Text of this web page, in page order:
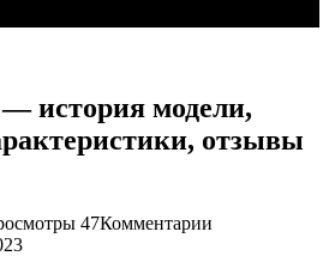
история модели,
отзывы
47Комментарии